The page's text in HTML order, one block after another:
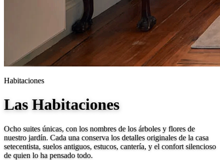
Habitaciones
Las Habitaciones
Ocho suites únicas, con los nombres de los árboles y flores de
nuestro jardín. Cada una conserva los detalles originales de la casa
setecentista, suelos antiguos, estucos, cantería, y el confort silencioso
de quien lo ha pensado todo.